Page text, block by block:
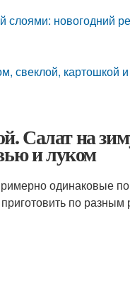
слоями: новогодний
свеклой, картошкой
Салат на
и луком
одинаковые
по